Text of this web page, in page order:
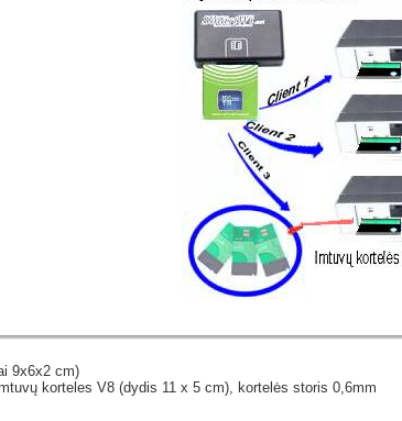
9x6x2 cm)
korteles V8 (dydis 11 x 5 cm), kortelės storis 0,6mm